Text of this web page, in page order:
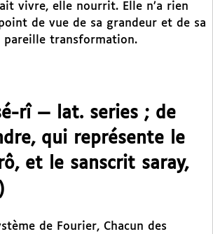
vivre, elle nourrit. Elle n’a rien
de vue de sa grandeur et de sa
pareille transformation.
rî — lat. series ; de
qui représente le
et le sanscrit saray,
de Fourier, Chacun des